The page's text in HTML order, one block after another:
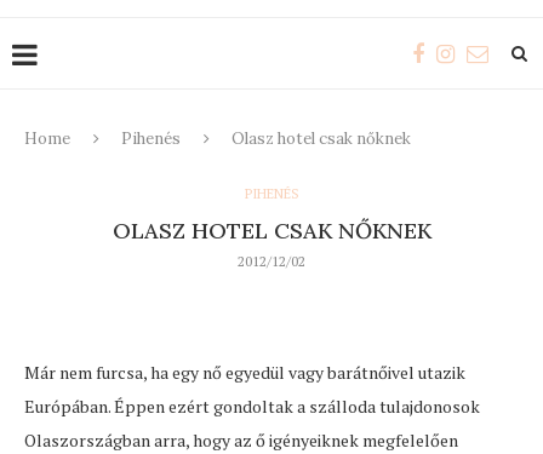
Home Pihenés Olasz hotel csak nőknek
PIHENÉS
OLASZ HOTEL CSAK NŐKNEK
2012/12/02
Már nem furcsa, ha egy nő egyedül vagy barátnőivel utazik
Európában. Éppen ezért gondoltak a szálloda tulajdonosok
Olaszországban arra, hogy az ő igényeiknek megfelelően